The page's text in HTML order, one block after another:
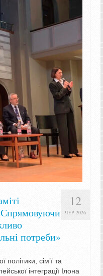
12
ЧЕР 2026
потреби»
політики, сім’ї та
інтеграції Ілона